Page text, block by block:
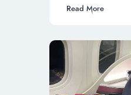
Read More